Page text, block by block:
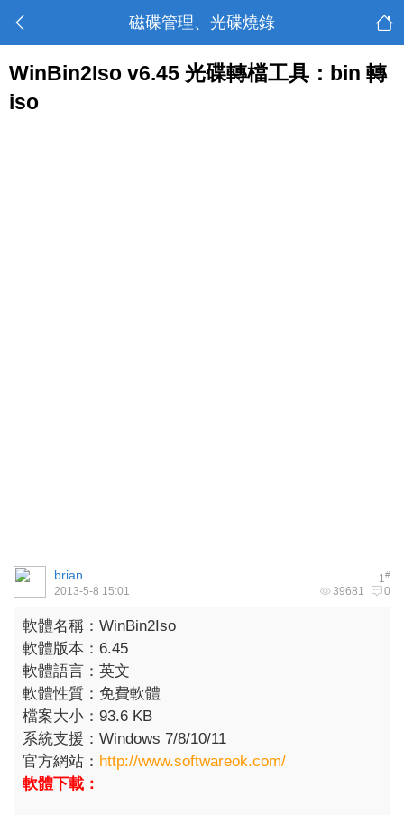
磁碟管理、光碟燒錄
WinBin2Iso v6.45 光碟轉檔工具：bin 轉
iso
1#
brian
39681 0
2013-5-8 15:01
軟體名稱：WinBin2Iso
軟體版本：6.45
軟體語言：英文
軟體性質：免費軟體
檔案大小：93.6 KB
系統支援：Windows 7/8/10/11
官方網站： http://www.softwareok.com/
軟體下載：